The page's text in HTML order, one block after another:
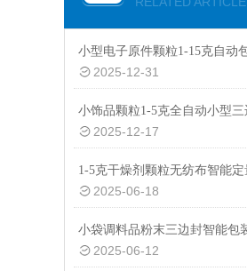
2025-12-31
2025-12-17
2025-06-18
2025-06-12